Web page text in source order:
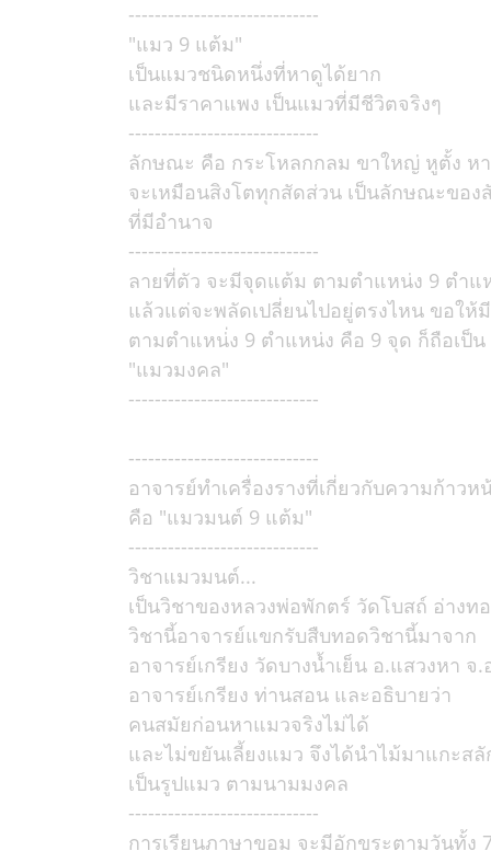
-----------------------------
"แมว 9 แต้ม"
เป็นแมวชนิดหนึ่งที่หาดูได้ยาก
และมีราคาแพง เป็นแมวที่มีชีวิตจริงๆ
-----------------------------
ลักษณะ คือ กระโหลกกลม ขาใหญ่ หูตั้ง หา
จะเหมือนสิงโตทุกสัดส่วน เป็นลักษณะของ
ที่มีอำนาจ
-----------------------------
ลายที่ตัว จะมีจุดแต้ม ตามตำแหน่ง 9 ตำแ
แล้วแต่จะพลัดเปลี่ยนไปอยู่ตรงไหน ขอให้
ตามตำแหน่่ง 9 ตำแหน่ง คือ 9 จุด ก็ถือเป็น
"แมวมงคล"
-----------------------------
-----------------------------
อาจารย์ทำเครื่องรางที่เกี่ยวกับความก้าวห
คือ "แมวมนต์ 9 แต้ม"
-----------------------------
วิชาแมวมนต์...
เป็นวิชาของหลวงพ่อพักตร์ วัดโบสถ์ อ่างท
วิชานี้อาจารย์แขกรับสืบทอดวิชานี้มาจาก
อาจารย์เกรียง วัดบางน้ำเย็น อ.แสวงหา จ.
อาจารย์เกรียง ท่านสอน และอธิบายว่า
คนสมัยก่อนหาแมวจริงไม่ได้
และไม่ขยันเลี้ยงแมว จึงได้นำไม้มาแกะสลั
เป็นรูปแมว ตามนามมงคล
-----------------------------
การเรียนภาษาขอม จะมีอักขระตามวันทั้ง